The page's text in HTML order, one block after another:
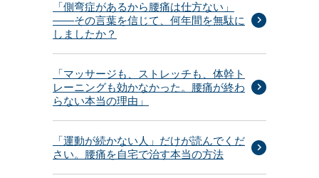
「側弯症があるから腰痛は仕方ない」
——その言葉を信じて、何年間を無駄に
しましたか？
「マッサージも、ストレッチも、体幹ト
レーニングも効かなかった。腰痛が終わ
らない本当の理由」
「運動が続かない人」だけが読んでくだ
さい。腰痛を自宅で治す本当の方法